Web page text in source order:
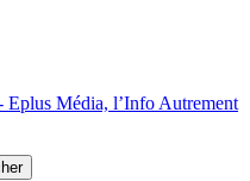
Média, l’Info Autrement